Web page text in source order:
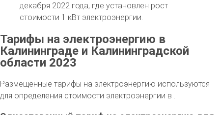
декабря 2022 года, где установлен рост
стоимости 1 кВт электроэнергии.
Тарифы на электроэнергию в
Калининграде и Калининградской
области 2023
Размещенные тарифы на электроэнергию используются
для определения стоимости электроэнергии в .